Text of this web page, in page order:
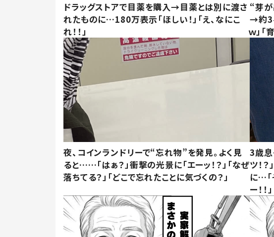
ドラッグストアで目薬を購入→目薬とは別に渡さ
れたものに…180万表示「ほしい！」「え、なにこ
れ！！」
“芽
→約3
ｗ」「
夜、コインランドリーで“忘れ物”を発見。よく見
ると……「はぁ？」衝撃の光景に「エーッ！？」「なぜ
落ちてる？」「どこで忘れたことに気づくの？」
3歳息
ツ！
に…「
ー！！」